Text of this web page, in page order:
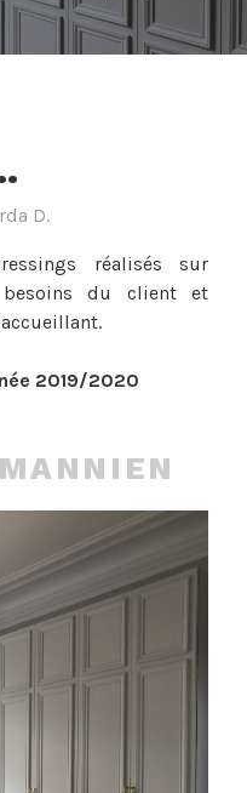
D.
réalisés sur
du client et
2019/2020